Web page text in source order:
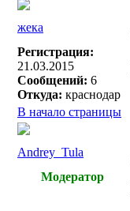
жека
Регистрация:
21.03.2015
Сообщений: 6
Откуда: краснодар
В начало страницы
Andrey_Tula
Модератор